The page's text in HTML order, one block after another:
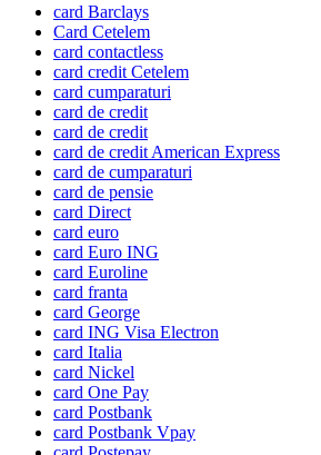
card Barclays
Card Cetelem
card contactless
card credit Cetelem
card cumparaturi
card de credit
card de credit
card de credit American Express
card de cumparaturi
card de pensie
card Direct
card euro
card Euro ING
card Euroline
card franta
card George
card ING Visa Electron
card Italia
card Nickel
card One Pay
card Postbank
card Postbank Vpay